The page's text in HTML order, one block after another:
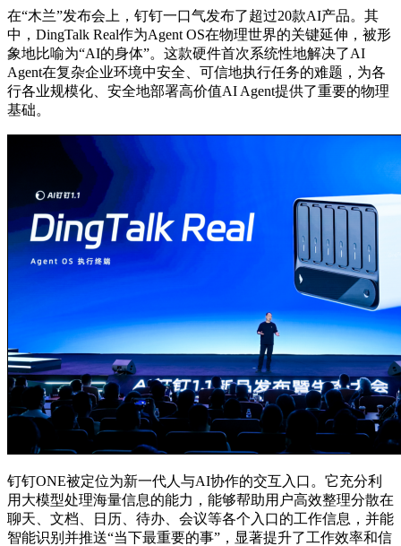
在“木兰”发布会上，钉钉一口气发布了超过20款AI产品。其
中，DingTalk Real作为Agent OS在物理世界的关键延伸，被形
象地比喻为“AI的身体”。这款硬件首次系统性地解决了AI
Agent在复杂企业环境中安全、可信地执行任务的难题，为各
行各业规模化、安全地部署高价值AI Agent提供了重要的物理
基础。
钉钉ONE被定位为新一代人与AI协作的交互入口。它充分利
用大模型处理海量信息的能力，能够帮助用户高效整理分散在
聊天、文档、日历、待办、会议等各个入口的工作信息，并能
智能识别并推送“当下最重要的事”，显著提升了工作效率和信